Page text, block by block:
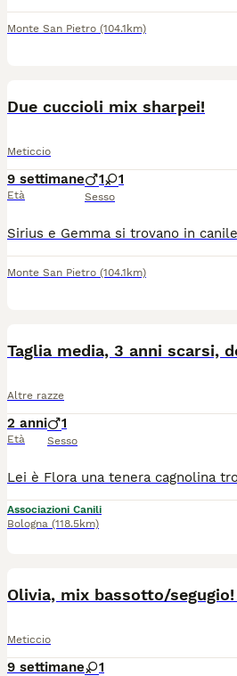
Monte San Pietro (104.1km)
Due cuccioli mix sharpei!
Meticcio
9 settimane
Età
1 1
Sesso
Monte San Pietro (104.1km)
Taglia media, 3 anni scarsi,
Altre razze
2 anni
Età
1
Sesso
Associazioni Canili
Bologna (118.5km)
Olivia, mix bassotto/segugio!
Meticcio
9 settimane 1